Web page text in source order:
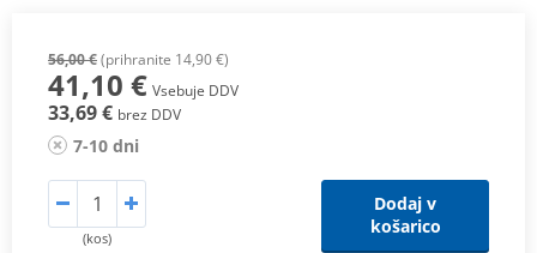
56,00 €(prihranite 14,90 €)
41,10 € Vsebuje DDV
33,69 € brez DDV
7-10 dni
(kos)
Dodaj v
košarico